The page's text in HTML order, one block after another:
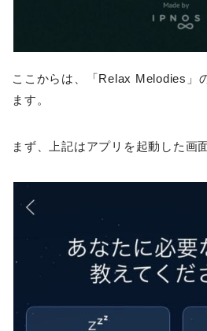
ここからは、「Relax Melodies」
ます。
まず、上記はアプリを起動した画